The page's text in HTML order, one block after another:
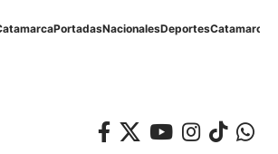
PortadasNacionalesDeportesCatamarca